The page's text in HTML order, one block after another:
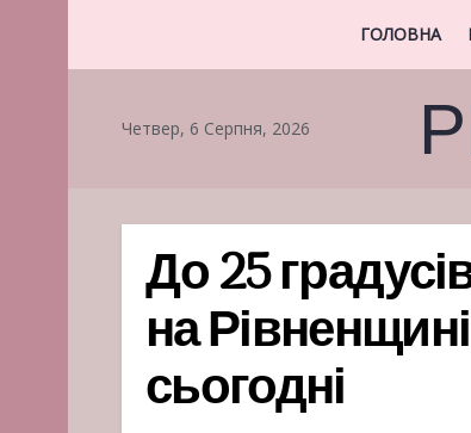
ГОЛОВНА
Четвер, 6 Серпня, 2026
До 25
на
сьогодні